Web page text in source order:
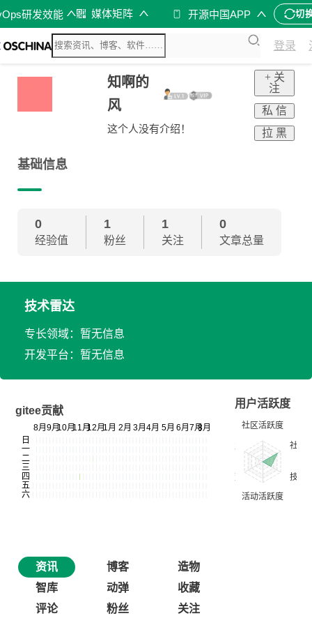
研发效能 媒体矩阵 开源中国APP 切
登录
知啊的
风
这个人没有介绍！
+ 关
注
私 信
拉 黑
基础信息
0
经验值
1
粉丝
1
关注
0
文章总量
技术雷达
专长领域：暂无信息
开发平台：暂无信息
gitee贡献
用户活跃度
资讯 博客
造物
智库
动弹
收藏
评论
粉丝 关注